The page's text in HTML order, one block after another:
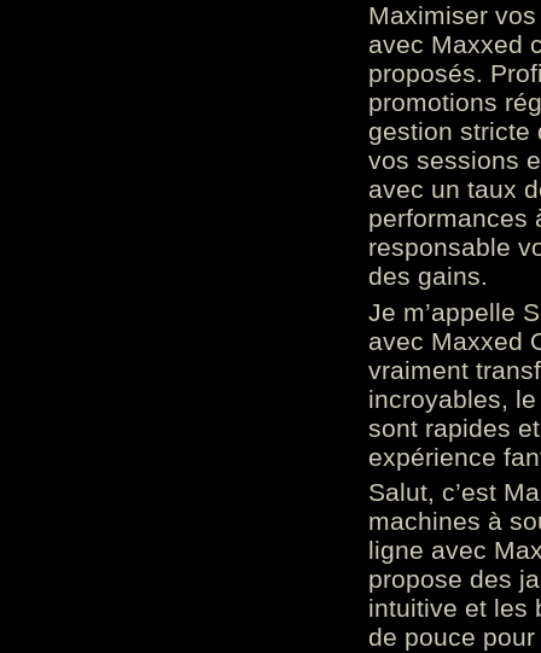
Maximiser
avec Maxxed
proposés.
promotions
gestion stricte
vos sessions
avec un taux
performances
responsable
des gains.
Je m’appelle
avec Maxxed
vraiment
incroyables,
sont rapides
expérience
Salut, c’est
machines à
ligne avec
propose des
intuitive et les
de pouce